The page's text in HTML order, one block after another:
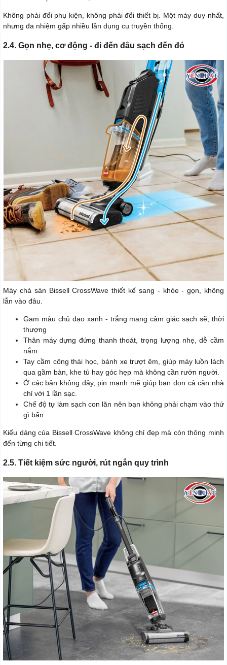
Không phải đổi phụ kiện, không phải đổi thiết bị. Một máy duy nhất,
nhưng đa nhiệm gấp nhiều lần dụng cụ truyền thống.
2.4. Gọn nhẹ, cơ động - đi đến đâu sạch đến đó
Máy chà sàn Bissell CrossWave thiết kế sang - khỏe - gọn, không
lẫn vào đâu.
Gam màu chủ đạo xanh - trắng mang cảm giác sạch sẽ, thời
thượng
Thân máy dựng đứng thanh thoát, trọng lượng nhẹ, dễ cầm
nắm.
Tay cầm công thái học, bánh xe trượt êm, giúp máy luồn lách
qua gầm bàn, khe tủ hay góc hẹp mà không cần rướn người.
Ở các bản không dây, pin mạnh mẽ giúp bạn dọn cả căn nhà
chỉ với 1 lần sạc.
Chế độ tự làm sạch con lăn nên bạn không phải chạm vào thứ
gì bẩn.
Kiểu dáng của Bissell CrossWave không chỉ đẹp mà còn thông minh
đến từng chi tiết.
2.5. Tiết kiệm sức người, rút ngắn quy trình